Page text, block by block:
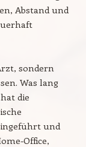
Abstand und
sondern
Was lang
die
und
Office,